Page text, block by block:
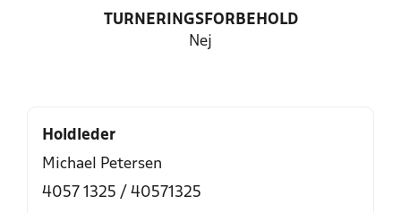
TURNERINGSFORBEHOLD
Nej
Holdleder
Michael Petersen
4057 1325 / 40571325